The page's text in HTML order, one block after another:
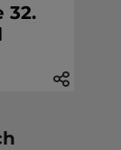
32.